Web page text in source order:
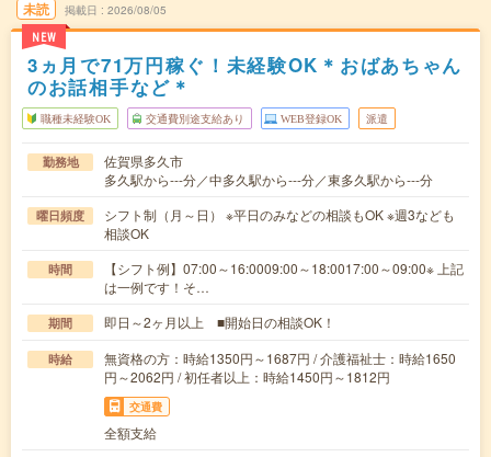
未読
NEW
掲載日 2026/08/05
3ヵ月で71万円稼ぐ！未経験OK＊おばあちゃん
のお話相手など＊
職種未経験OK 交通費別途支給あり WEB登録OK 派遣
勤務地
佐賀県多久市
多久駅から---分／中多久駅から---分／東多久駅から---分
曜日頻度
シフト制（月～日） ※平日のみなどの相談もOK ※週3なども
相談OK
時間
【シフト例】07:00～16:0009:00～18:0017:00～09:00※ 上記
は一例です！そ…
期間 即日～2ヶ月以上 ■開始日の相談OK！
時給
無資格の方：時給1350円～1687円 / 介護福祉士：時給1650
円～2062円 / 初任者以上：時給1450円～1812円
交通費
全額支給